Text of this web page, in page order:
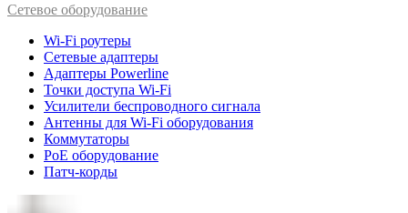
Cетевое оборудование
Wi-Fi роутеры
Сетевые адаптеры
Адаптеры Powerline
Точки доступа Wi-Fi
Усилители беспроводного сигнала
Антенны для Wi-Fi оборудования
Коммутаторы
PoE оборудование
Патч-корды